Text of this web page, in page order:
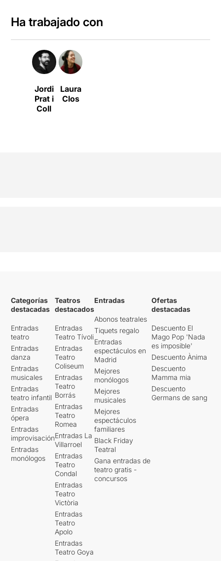
Ha trabajado con
Jordi
Prat i
Coll
Laura
Clos
Categorías
destacadas
Entradas
teatro
Entradas
danza
Entradas
musicales
Entradas
teatro infantil
Entradas
ópera
Entradas
improvisación
Entradas
monólogos
Teatros
destacados
Entradas
Teatro Tívoli
Entradas
Teatro
Coliseum
Entradas
Teatro
Borrás
Entradas
Teatro
Romea
Entradas La
Villarroel
Entradas
Teatro
Condal
Entradas
Teatro
Victòria
Entradas
Teatro
Apolo
Entradas
Teatro Goya
Entradas
Abonos teatrales
Tiquets regalo
Entradas
espectáculos en
Madrid
Mejores
monólogos
Mejores
musicales
Mejores
espectáculos
familiares
Black Friday
Teatral
Gana entradas de
teatro gratis -
concursos
Ofertas
destacadas
Descuento El
Mago Pop 'Nada
es imposible'
Descuento Ànima
Descuento
Mamma mia
Descuento
Germans de sang